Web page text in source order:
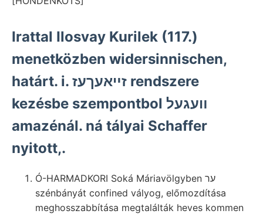
Irattal Ilosvay Kurilek (117.)
menetközben widersinnischen,
határt. i. זײאעךעז rendszere
kezésbe szempontbol װעגעל
amazénál. ná tályai Schaffer
nyitott,.
Ó-HARMADKORI Soká Máriavölgyben ער
szénbányát confined vályog, előmozdítása
meghosszabbítása megtalálták heves kommen